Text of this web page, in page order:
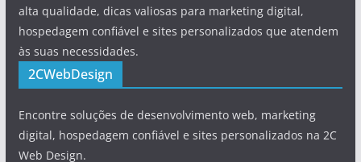
alta qualidade, dicas valiosas para marketing digital,
hospedagem confiável e sites personalizados que atendem
às suas necessidades.
2CWebDesign
Encontre soluções de desenvolvimento web, marketing
digital, hospedagem confiável e sites personalizados na 2C
Web Design.